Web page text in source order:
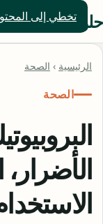
تخطي إلى
العالم
الرئيسية› الصحة
الصحة
الأضرار،
الاستخدام